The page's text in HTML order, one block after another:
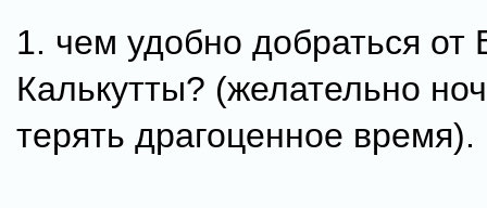
1. чем удобно добраться от
Калькутты? (желательно
терять драгоценное время).